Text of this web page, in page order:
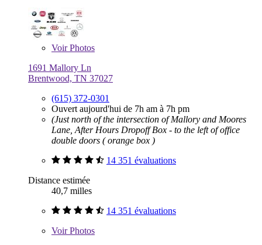
VoirPhotos
1691 Mallory Ln
Brentwood, TN 37027
(615) 372-0301
Ouvert aujourd'hui de 7h am à 7h pm
(Just north of the intersection of Mallory and Moores
Lane, After Hours Dropoff Box - to the left of office
double doors ( orange box )
14 351 évaluations
Distance estimée
40,7 milles
14 351 évaluations
VoirPhotos